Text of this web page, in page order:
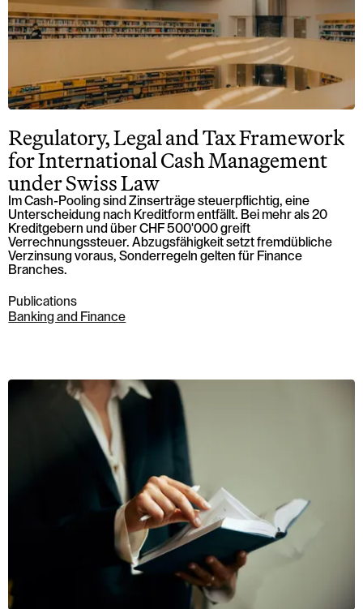
Regulatory, Legal and Tax Framework
for International Cash Management
under Swiss Law
Im Cash-Pooling sind Zinserträge steuerpflichtig, eine
Unterscheidung nach Kreditform entfällt. Bei mehr als 20
Kreditgebern und über CHF 500'000 greift
Verrechnungssteuer. Abzugsfähigkeit setzt fremdübliche
Verzinsung voraus, Sonderregeln gelten für Finance
Branches.
Publications
Banking and Finance